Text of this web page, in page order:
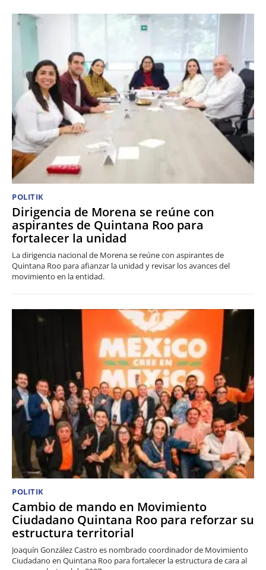
POLITIK
Dirigencia de Morena se reúne con
aspirantes de Quintana Roo para
fortalecer la unidad
La dirigencia nacional de Morena se reúne con aspirantes de
Quintana Roo para afianzar la unidad y revisar los avances del
movimiento en la entidad.
POLITIK
Cambio de mando en Movimiento
Ciudadano Quintana Roo para reforzar su
estructura territorial
Joaquín González Castro es nombrado coordinador de Movimiento
Ciudadano en Quintana Roo para fortalecer la estructura de cara al